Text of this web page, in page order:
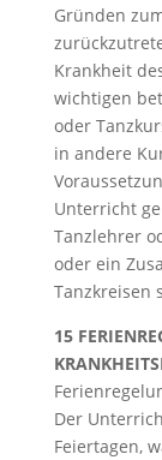
Gründen
Krankheit
wichtigen
oder
in andere
Unterricht
Tanzlehrer
oder ein
Tanzkreisen
15
Der
Feiertagen,